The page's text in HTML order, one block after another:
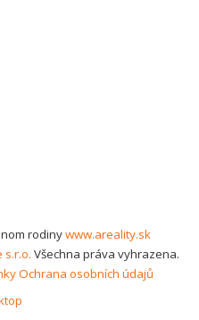
rodinywww.areality.sk
s.r.o. Všechna práva vyhrazena.
Ochrana osobních údajů